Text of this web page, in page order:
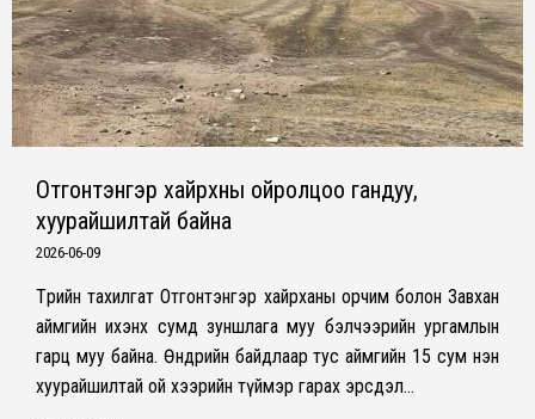
Отгонтэнгэр хайрхны ойролцоо гандуу,
хуурайшилтай байна
2026-06-09
Төрийн тахилгат Отгонтэнгэр хайрханы орчим болон Завхан
аймгийн ихэнх сумд зуншлага муу бэлчээрийн ургамлын
гарц муу байна. Өнөөдрийн байдлаар тус аймгийн 15 сум нэн
хуурайшилтай ой хээрийн түймэр гарах эрсдэл…